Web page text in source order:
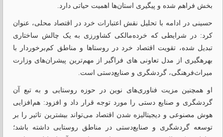
بخش فراهم شده و پیگیری استان‌ها اهمیت حیاتی دارد.
‏‎حسینی در ادامه با تحلیل نقش اعتبارات خرد در اقتصاد محلی، عنوان
کرد: در شرایطی که خرده‌مالکی کشاورزی به یک چالش ساختاری
تبدیل شده، تقویت اقتصاد خرد در روستاها و مناطق کم‌برخوردار با
بهرهگیری از مدل تعاونی های فراگیر از مهم‌ترین پیشران‌های وزارت
میراث‌فرهنگی، گردشگری و صنایع‌دستی است.
‏‎او همچنین مزیت‌ فناوری‌های نوین در حوزه روستایی و به تبع آن
گردشگری و صنایع دستی را مورد توجه قرار داد و افزود: هم‌افزایی
هوش مصنوعی و دیجیتالیزه شدن اقتصاد می‌تواند بیشترین تاثیر را بر
توسعه گردشگری و صنایع‌دستی در مناطق روستایی داشته باشد؛